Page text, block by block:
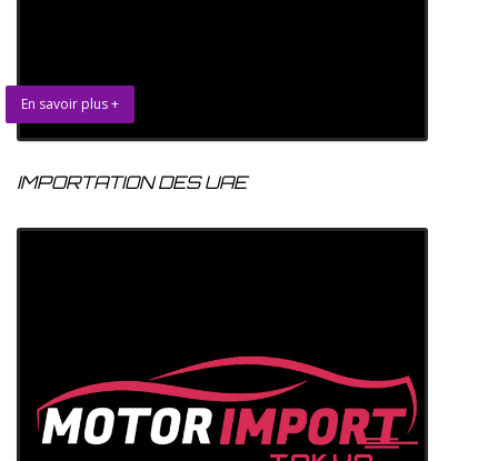
En savoir plus +
IMPORTATION DES UAE